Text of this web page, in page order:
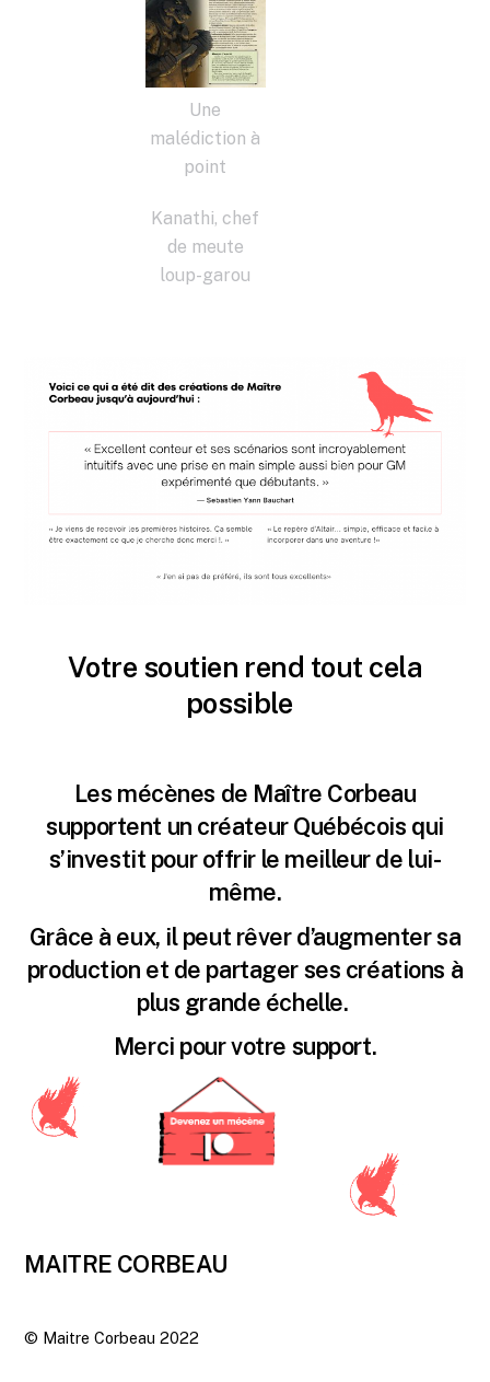
Une
malédiction à
point
Kanathi, chef
de meute
loup-garou
Votre soutien rend tout cela
possible
Les mécènes de Maître Corbeau
supportent un créateur Québécois qui
s’investit pour offrir le meilleur de lui-
même.
Grâce à eux, il peut rêver d’augmenter sa
production et de partager ses créations à
plus grande échelle.
Merci pour votre support.
MAITRE CORBEAU
© Maitre Corbeau 2022